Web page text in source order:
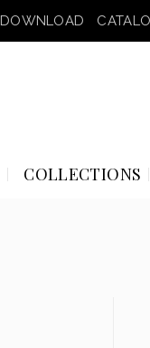
DOWNLOAD
COLLECTIONS